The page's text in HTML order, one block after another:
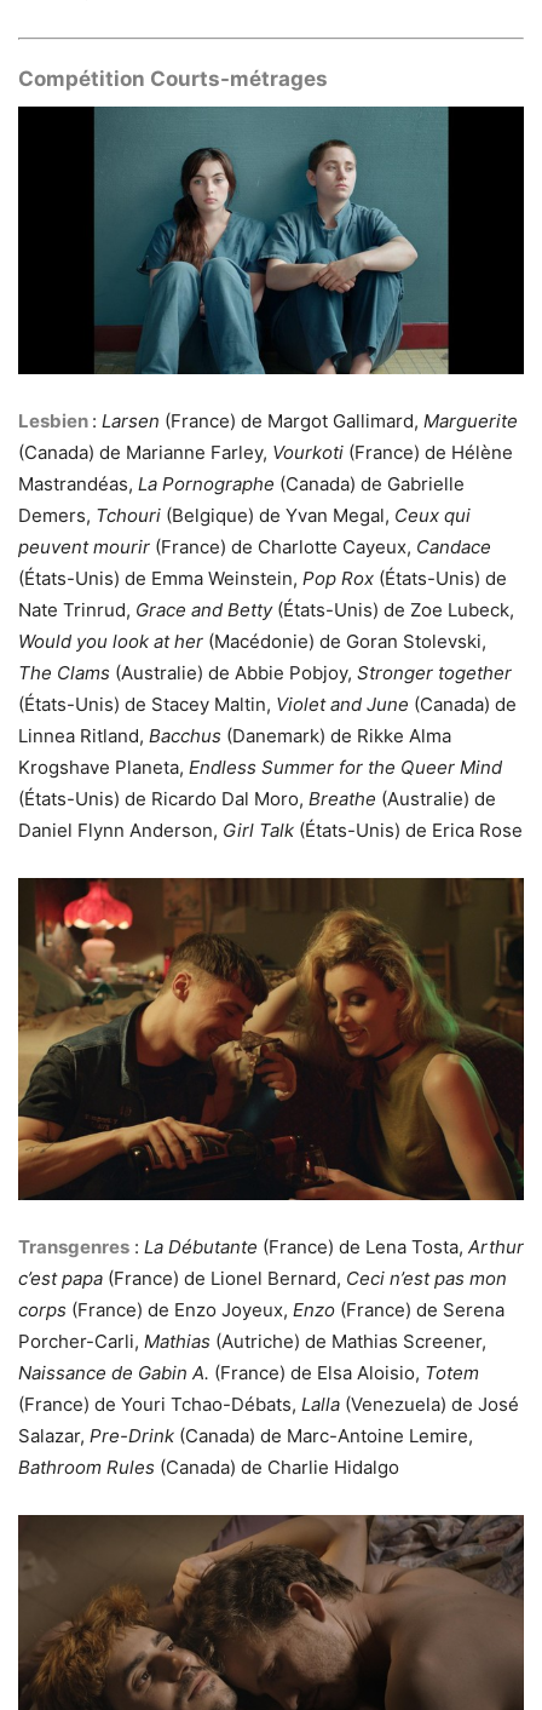
Compétition Courts-métrages
Lesbien : Larsen (France) de Margot Gallimard, Marguerite
(Canada) de Marianne Farley, Vourkoti (France) de Hélène
Mastrandéas, La Pornographe (Canada) de Gabrielle
Demers, Tchouri (Belgique) de Yvan Megal, Ceux qui
peuvent mourir (France) de Charlotte Cayeux, Candace
(États-Unis) de Emma Weinstein, Pop Rox (États-Unis) de
Nate Trinrud, Grace and Betty(États-Unis) de Zoe Lubeck,
Would you look at her (Macédonie) de Goran Stolevski,
The Clams (Australie) de Abbie Pobjoy, Stronger together
(États-Unis) de Stacey Maltin, Violet and June (Canada) de
Linnea Ritland, Bacchus (Danemark) de Rikke Alma
Krogshave Planeta, Endless Summer for the Queer Mind
(États-Unis) de Ricardo Dal Moro, Breathe (Australie) de
Daniel Flynn Anderson, Girl Talk (États-Unis) de Erica Rose
Transgenres : La Débutante (France) de Lena Tosta, Arthur
c’est papa (France) de Lionel Bernard, Ceci n’est pas mon
corps (France) de Enzo Joyeux, Enzo (France) de Serena
Porcher-Carli, Mathias (Autriche) de Mathias Screener,
Naissance de Gabin A. (France) de Elsa Aloisio, Totem
(France) de Youri Tchao-Débats, Lalla (Venezuela) de José
Salazar, Pre-Drink (Canada) de Marc-Antoine Lemire,
Bathroom Rules (Canada) de Charlie Hidalgo